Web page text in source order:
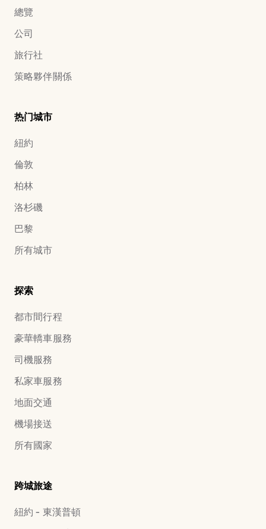
總覽
公司
旅行社
策略夥伴關係
热门城市
紐約
倫敦
柏林
洛杉磯
巴黎
所有城市
探索
都市間行程
豪華轎車服務
司機服務
私家車服務
地面交通
機場接送
所有國家
跨城旅途
紐約 - 東漢普頓